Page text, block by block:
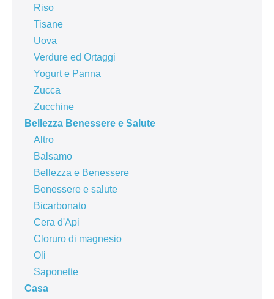
Riso
Tisane
Uova
Verdure ed Ortaggi
Yogurt e Panna
Zucca
Zucchine
Bellezza Benessere e Salute
Altro
Balsamo
Bellezza e Benessere
Benessere e salute
Bicarbonato
Cera d'Api
Cloruro di magnesio
Oli
Saponette
Casa